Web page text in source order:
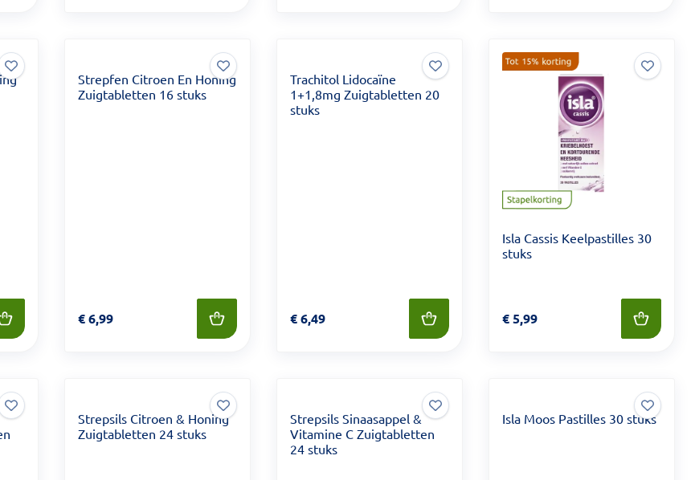
Strepfen Citroen En Honing
Zuigtabletten 16 stuks
Prijs: € 6,99
€6,99
Trachitol Lidocaïne
1+1,8mg Zuigtabletten 20
stuks
Prijs: € 6,49
€6,49
Isla Cassis Keelpastilles 30
stuks
Prijs: € 5,99
€5,99
Strepsils Citroen & Honing
Zuigtabletten 24 stuks
Strepsils Sinaasappel &
Vitamine C Zuigtabletten
24 stuks
Isla Moos Pastilles 30 stuks